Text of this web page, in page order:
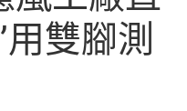
雙腳測